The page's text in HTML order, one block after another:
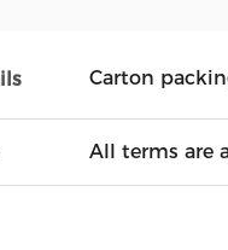
Carton
All terms are